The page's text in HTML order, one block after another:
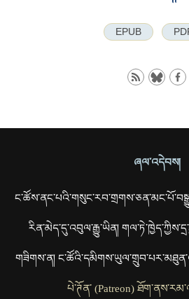
EPUB
ཞལ་འདེབས།
རིན་མེད་དུ་འབུལ་རྒྱུ་ཡིན།
གཟིགས་ན།
པེ་ཊོན་ (Patreon)